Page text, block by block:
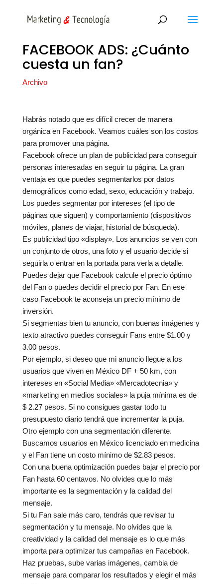
FACEBOOK ADS: ¿Cuánto
cuesta un fan?
Archivo
Habrás notado que es difícil crecer de manera
orgánica en Facebook. Veamos cuáles son los costos
para promover una página.
Facebook ofrece un plan de publicidad para conseguir
personas interesadas en seguir tu página. La gran
ventaja es que puedes segmentarlos por datos
demográficos como edad, sexo, educación y trabajo.
Los puedes segmentar por intereses (el tipo de
páginas que siguen) y comportamiento (dispositivos
móviles, planes de viajar, historial de búsqueda).
Es publicidad tipo «display». Los anuncios se ven con
un conjunto de otros, una foto y el usuario decide si
seguirla o entrar en la portada para verla a detalle.
Puedes dejar que Facebook calcule el precio óptimo
del Fan o puedes decidir el precio por Fan. En ese
caso Facebook te aconseja un precio mínimo de
inversión.
Si segmentas bien tu anuncio, con buenas imágenes y
texto atractivo puedes conseguir Fans entre $1.00 y
3.00 pesos.
Por ejemplo, si deseo que mi anuncio llegue a los
usuarios que viven en México DF + 50 km, con
intereses en «Social Media» «Mercadotecnia» y
«marketing en medios sociales» la puja mínima es de
$ 2.27 pesos. Si no consigues gastar todo tu
presupuesto diario tendrá que incrementar la puja.
Otro ejemplo con una segmentación diferente.
Buscamos usuarios en México licenciado en medicina
y el Fan tiene un costo mínimo de $2.83 pesos.
Con una buena optimización puedes bajar el precio por
Fan hasta 60 centavos. No olvides que lo más
importante es la segmentación y la calidad del
mensaje.
Si tu Fan sale más caro, tendrás que revisar tu
segmentación y tu mensaje. No olvides que la
creatividad y la calidad del mensaje es lo que más
importa para optimizar tus campañas en Facebook.
Haz pruebas, sube varias imágenes, cambia de
mensaje para comparar los resultados y elegir el más